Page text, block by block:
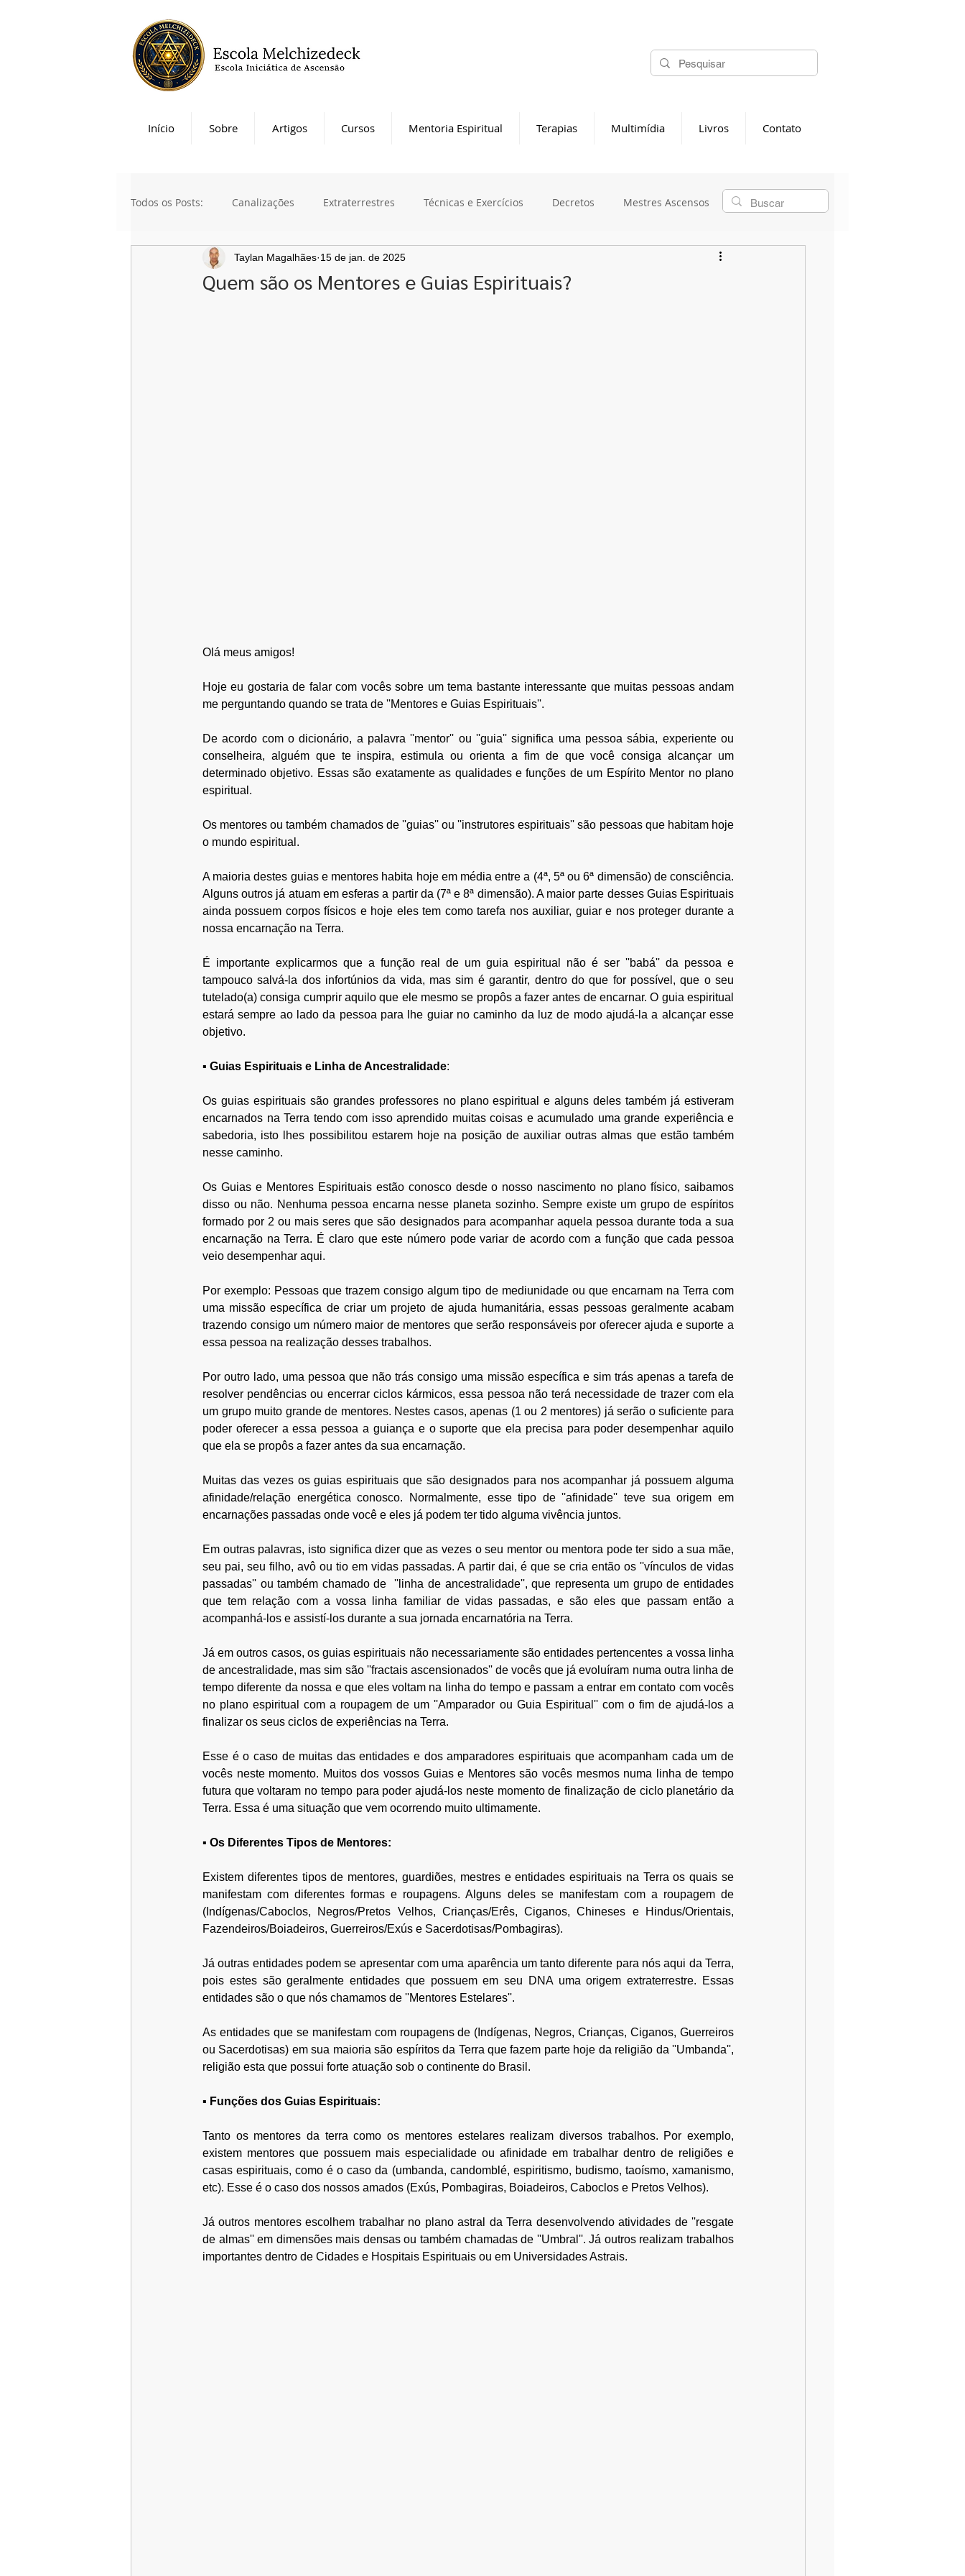
Início Sobre Artigos Cursos Mentoria Espiritual Terapias Multimídia Livros Contato
Todos os Posts: Canalizações Extraterrestres Técnicas e Exercícios Decretos Mestres Ascensos
Quem são os Mentores e Guias Espirituais?
Taylan Magalhães 15 de jan. de 2025
Olá meus amigos!
Hoje eu gostaria de falar com vocês sobre um tema bastante interessante que muitas pessoas andam
me perguntando quando se trata de ''Mentores e Guias Espirituais''.
De acordo com o dicionário, a palavra ''mentor'' ou ''guia'' significa uma pessoa sábia, experiente ou
conselheira, alguém que te inspira, estimula ou orienta a fim de que você consiga alcançar um
determinado objetivo. Essas são exatamente as qualidades e funções de um Espírito Mentor no plano
espiritual.
Os mentores ou também chamados de ''guias'' ou ''instrutores espirituais'' são pessoas que habitam hoje
o mundo espiritual.
A maioria destes guias e mentores habita hoje em média entre a (4ª, 5ª ou 6ª dimensão) de consciência.
Alguns outros já atuam em esferas a partir da (7ª e 8ª dimensão). A maior parte desses Guias Espirituais
ainda possuem corpos físicos e hoje eles tem como tarefa nos auxiliar, guiar e nos proteger durante a
nossa encarnação na Terra.
É importante explicarmos que a função real de um guia espiritual não é ser ''babá'' da pessoa e
tampouco salvá-la dos infortúnios da vida, mas sim é garantir, dentro do que for possível, que o seu
tutelado(a) consiga cumprir aquilo que ele mesmo se propôs a fazer antes de encarnar. O guia espiritual
estará sempre ao lado da pessoa para lhe guiar no caminho da luz de modo ajudá-la a alcançar esse
objetivo.
▪ Guias Espirituais e Linha de Ancestralidade:
Os guias espirituais são grandes professores no plano espiritual e alguns deles também já estiveram
encarnados na Terra tendo com isso aprendido muitas coisas e acumulado uma grande experiência e
sabedoria, isto lhes possibilitou estarem hoje na posição de auxiliar outras almas que estão também
nesse caminho.
Os Guias e Mentores Espirituais estão conosco desde o nosso nascimento no plano físico, saibamos
disso ou não. Nenhuma pessoa encarna nesse planeta sozinho. Sempre existe um grupo de espíritos
formado por 2 ou mais seres que são designados para acompanhar aquela pessoa durante toda a sua
encarnação na Terra. É claro que este número pode variar de acordo com a função que cada pessoa
veio desempenhar aqui.
Por exemplo: Pessoas que trazem consigo algum tipo de mediunidade ou que encarnam na Terra com
uma missão específica de criar um projeto de ajuda humanitária, essas pessoas geralmente acabam
trazendo consigo um número maior de mentores que serão responsáveis por oferecer ajuda e suporte a
essa pessoa na realização desses trabalhos.
Por outro lado, uma pessoa que não trás consigo uma missão específica e sim trás apenas a tarefa de
resolver pendências ou encerrar ciclos kármicos, essa pessoa não terá necessidade de trazer com ela
um grupo muito grande de mentores. Nestes casos, apenas (1 ou 2 mentores) já serão o suficiente para
poder oferecer a essa pessoa a guiança e o suporte que ela precisa para poder desempenhar aquilo
que ela se propôs a fazer antes da sua encarnação.
Muitas das vezes os guias espirituais que são designados para nos acompanhar já possuem alguma
afinidade/relação energética conosco. Normalmente, esse tipo de ''afinidade'' teve sua origem em
encarnações passadas onde você e eles já podem ter tido alguma vivência juntos.
Em outras palavras, isto significa dizer que as vezes o seu mentor ou mentora pode ter sido a sua mãe,
seu pai, seu filho, avô ou tio em vidas passadas. A partir dai, é que se cria então os ''vínculos de vidas
passadas'' ou também chamado de  ''linha de ancestralidade'', que representa um grupo de entidades
que tem relação com a vossa linha familiar de vidas passadas, e são eles que passam então a
acompanhá-los e assistí-los durante a sua jornada encarnatória na Terra.
Já em outros casos, os guias espirituais não necessariamente são entidades pertencentes a vossa linha
de ancestralidade, mas sim são ''fractais ascensionados'' de vocês que já evoluíram numa outra linha de
tempo diferente da nossa e que eles voltam na linha do tempo e passam a entrar em contato com vocês
no plano espiritual com a roupagem de um ''Amparador ou Guia Espiritual'' com o fim de ajudá-los a
finalizar os seus ciclos de experiências na Terra.
Esse é o caso de muitas das entidades e dos amparadores espirituais que acompanham cada um de
vocês neste momento. Muitos dos vossos Guias e Mentores são vocês mesmos numa linha de tempo
futura que voltaram no tempo para poder ajudá-los neste momento de finalização de ciclo planetário da
Terra. Essa é uma situação que vem ocorrendo muito ultimamente.
▪ Os Diferentes Tipos de Mentores:
Existem diferentes tipos de mentores, guardiões, mestres e entidades espirituais na Terra os quais se
manifestam com diferentes formas e roupagens. Alguns deles se manifestam com a roupagem de
(Indígenas/Caboclos, Negros/Pretos Velhos, Crianças/Erês, Ciganos, Chineses e Hindus/Orientais,
Fazendeiros/Boiadeiros, Guerreiros/Exús e Sacerdotisas/Pombagiras).
Já outras entidades podem se apresentar com uma aparência um tanto diferente para nós aqui da Terra,
pois estes são geralmente entidades que possuem em seu DNA uma origem extraterrestre. Essas
entidades são o que nós chamamos de ''Mentores Estelares''.
As entidades que se manifestam com roupagens de (Indígenas, Negros, Crianças, Ciganos, Guerreiros
ou Sacerdotisas) em sua maioria são espíritos da Terra que fazem parte hoje da religião da ''Umbanda'',
religião esta que possui forte atuação sob o continente do Brasil.
▪ Funções dos Guias Espirituais:
Tanto os mentores da terra como os mentores estelares realizam diversos trabalhos. Por exemplo,
existem mentores que possuem mais especialidade ou afinidade em trabalhar dentro de religiões e
casas espirituais, como é o caso da (umbanda, candomblé, espiritismo, budismo, taoísmo, xamanismo,
etc). Esse é o caso dos nossos amados (Exús, Pombagiras, Boiadeiros, Caboclos e Pretos Velhos).
Já outros mentores escolhem trabalhar no plano astral da Terra desenvolvendo atividades de ''resgate
de almas'' em dimensões mais densas ou também chamadas de ''Umbral''. Já outros realizam trabalhos
importantes dentro de Cidades e Hospitais Espirituais ou em Universidades Astrais.